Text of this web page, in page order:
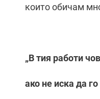
които обичам
„В тия работи
ако не иска да